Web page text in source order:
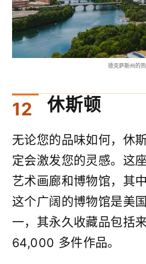
德克萨斯州的
休斯顿
无论您的品味如何，休
定会激发您的灵感。这
艺术画廊和博物馆，其
这个广阔的博物馆是美
一，其永久收藏品包括
64,000 多件作品。